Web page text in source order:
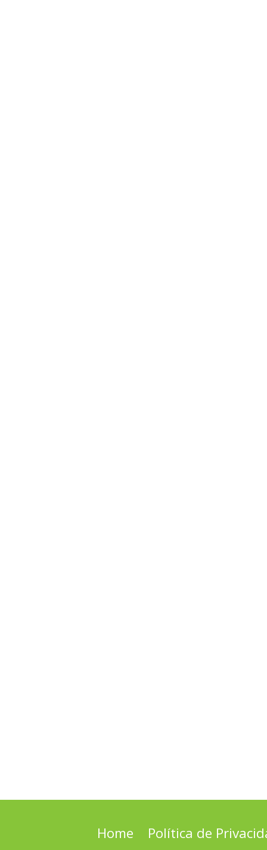
Home Política de